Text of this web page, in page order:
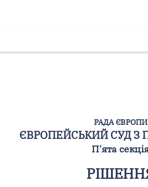
РАДА ЄВРОПИ
ЄВРОПЕЙСЬКИЙ СУД З
П'ята